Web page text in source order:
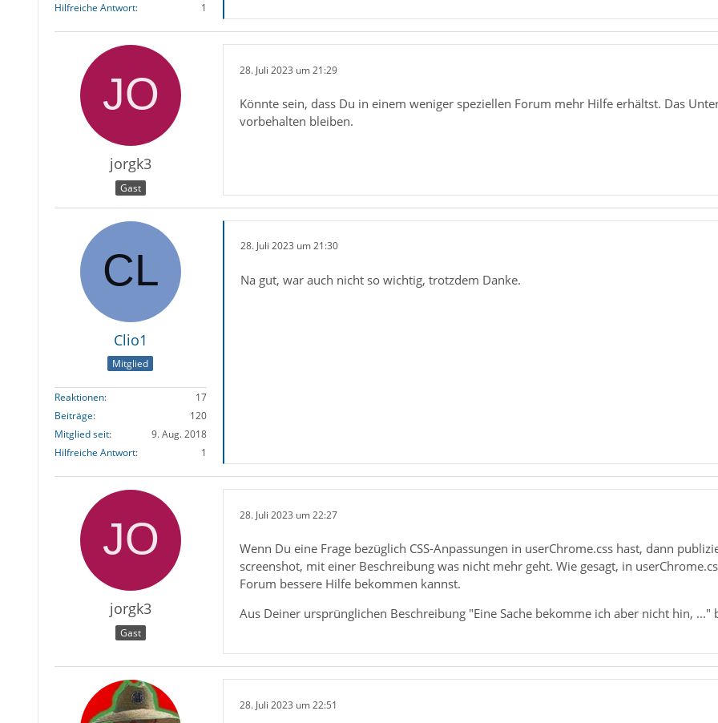
Hilfreiche Antwort
1
jorgk3
Gast
28. Juli 2023 um 21:29
Könnte sein, dass Du in einem weniger speziellen Forum mehr Hilfe erhältst. Das
vorbehalten bleiben.
Clio1
Mitglied
Reaktionen
17
Beiträge
120
Mitglied seit
9. Aug. 2018
Hilfreiche Antwort
1
28. Juli 2023 um 21:30
Na gut, war auch nicht so wichtig, trotzdem Danke.
jorgk3
Gast
28. Juli 2023 um 22:27
Wenn Du eine Frage bezüglich CSS-Anpassungen in userChrome.css hast, dann
screenshot, mit einer Beschreibung was nicht mehr geht. Wie gesagt, in
Forum bessere Hilfe bekommen kannst.
Aus Deiner ursprünglichen Beschreibung "Eine Sache bekomme ich aber nicht hin,
28. Juli 2023 um 22:51